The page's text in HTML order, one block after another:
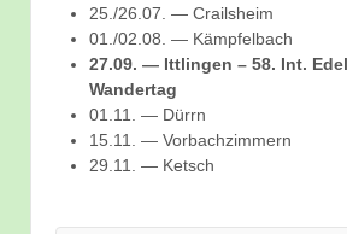
25./26.07. — Crailsheim
01./02.08. — Kämpfelbach
27.09. — Ittlingen – 58. Int.
Wandertag
01.11. — Dürrn
15.11. — Vorbachzimmern
29.11. — Ketsch